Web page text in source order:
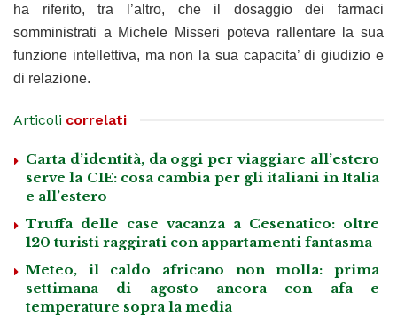
ha riferito, tra l’altro, che il dosaggio dei farmaci
somministrati a Michele Misseri poteva rallentare la sua
funzione intellettiva, ma non la sua capacita’ di giudizio e
di relazione.
Articoli correlati
Carta d’identità, da oggi per viaggiare all’estero
serve la CIE: cosa cambia per gli italiani in Italia
e all’estero
Truffa delle case vacanza a Cesenatico: oltre
120 turisti raggirati con appartamenti fantasma
Meteo, il caldo africano non molla: prima
settimana di agosto ancora con afa e
temperature sopra la media